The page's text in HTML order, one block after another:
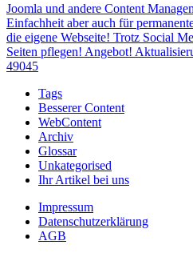
Joomla und andere Content
Einfachheit aber auch für
die eigene Webseite! Trotz Social
Seiten pflegen! Angebot!
49045
Tags
Besserer Content
WebContent
Archiv
Glossar
Unkategorised
Ihr Artikel bei uns
Impressum
Datenschutzerklärung
AGB